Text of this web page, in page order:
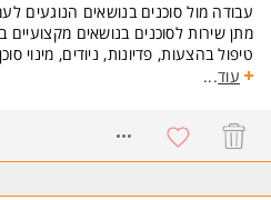
עבודה מול סוכנים בנושאים הנוגעים
מתן שירות לסוכנים בנושאים מקצועיים
טיפול בהצעות, פדיונות, ניודים, מינוי
סריקות, הקמת בקשות ועוד.
ניסיון מתפקידי שירות ובעבודה מול
תודעת שירות גבוהה ונכונות למתן שירות
עוד...